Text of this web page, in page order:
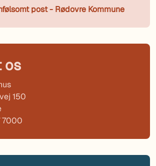
post - Rødovre Kommune
os
150
7000